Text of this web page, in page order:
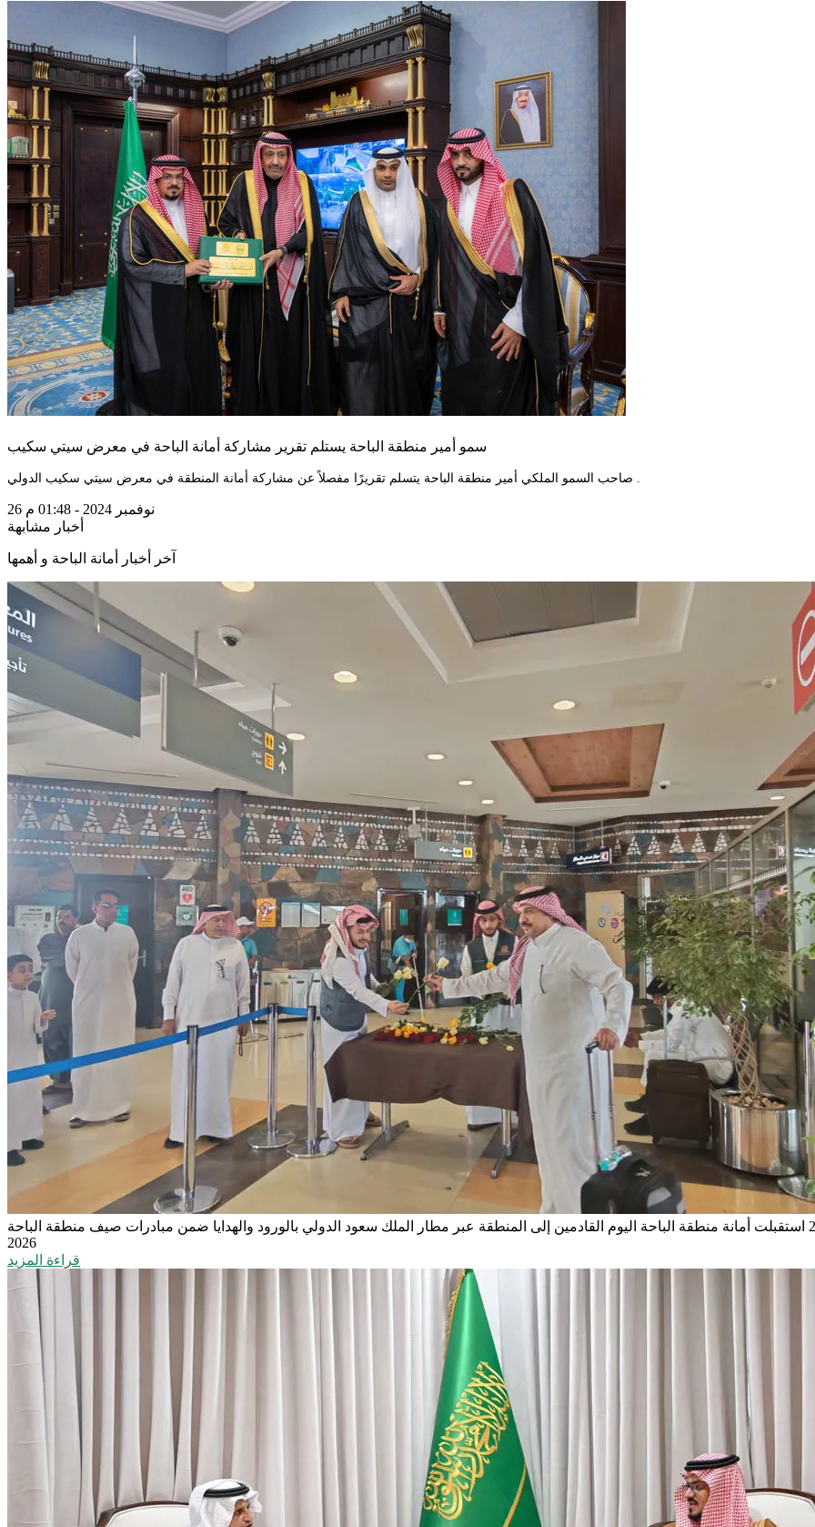
سمو أمير منطقة الباحة يستلم تقرير مشاركة أمانة الباحة في معرض سيتي سكيب
صاحب السمو الملكي أمير منطقة الباحة يتسلم تقريرًا مفصلاً عن مشاركة أمانة المنطقة في معرض سيتي سكيب الدولي .
26 نوفمبر 2024 - 01:48 م
أخبار مشابهة
آخر أخبار أمانة الباحة و أهمها
استقبلت أمانة منطقة الباحة اليوم القادمين إلى المنطقة عبر مطار الملك سعود الدولي بالورود والهدايا ضمن مبادرات صيف منطقة الباحة
2026
قراءة المزيد